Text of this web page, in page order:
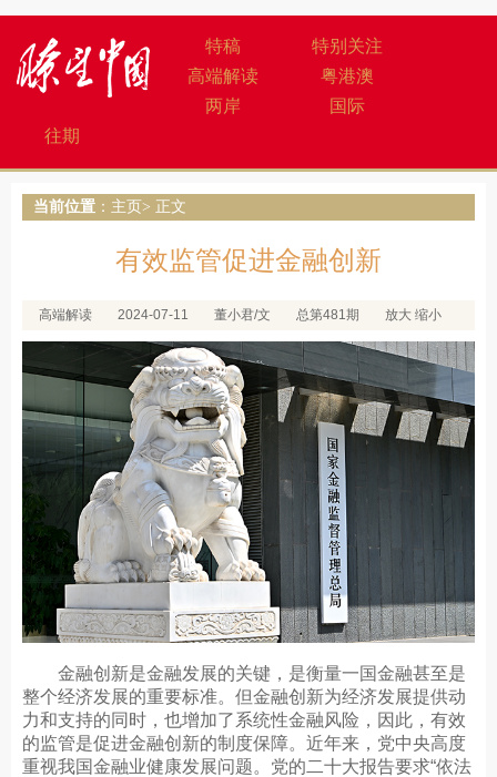
特稿
特别关注
高端解读
粤港澳
两岸
国际
往期
当前位置 ： 主页 > 正文
有效监管促进金融创新
高端解读 2024-07-11 董小君/文 总第481期 放大 缩小
金融创新是金融发展的关键，是衡量一国金融甚至是
整个经济发展的重要标准。但金融创新为经济发展提供动
力和支持的同时，也增加了系统性金融风险，因此，有效
的监管是促进金融创新的制度保障。近年来，党中央高度
重视我国金融业健康发展问题。党的二十大报告要求“依法